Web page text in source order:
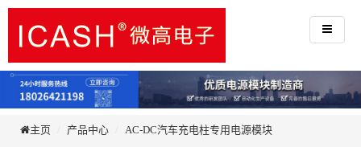
主页 产品中心 AC-DC汽车充电柱专用电源模块